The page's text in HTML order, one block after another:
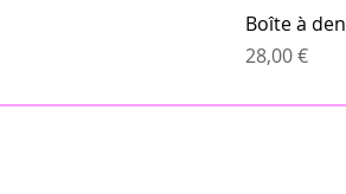
Boîte à
Prix
28,00 €